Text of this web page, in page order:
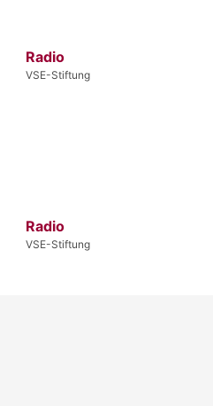
Radio
VSE-Stiftung
Radio
VSE-Stiftung